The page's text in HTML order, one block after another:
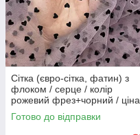
Сітка (євро-сітка, фатин) з
флоком / серце / колір
рожевий фрез+чорний / ціна
вказана за 0,5 метра сітки
Готово до відправки